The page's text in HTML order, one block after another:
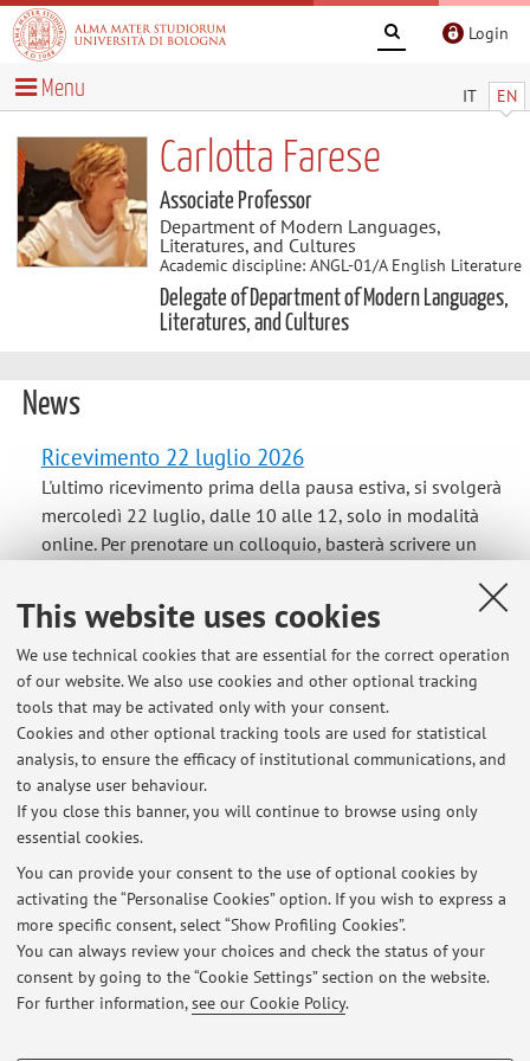
This website uses cookies
We use technical cookies that are essential for the correct operation
of our website. We also use cookies and other optional tracking
tools that may be activated only with your consent.
Cookies and other optional tracking tools are used for statistical
analysis, to ensure the efficacy of institutional communications, and
to analyse user behaviour.
If you close this banner, you will continue to browse using only
essential cookies.
You can provide your consent to the use of optional cookies by
activating the “Personalise Cookies” option. If you wish to express a
more specific consent, select “Show Profiling Cookies”.
You can always review your choices and check the status of your
consent by going to the “Cookie Settings” section on the website.
For further information,see our Cookie Policy.
Login
IT EN
Menu
Carlotta Farese
Associate Professor
Department of Modern Languages,
Literatures, and Cultures
Academic discipline: ANGL-01/A English Literature
Delegate of Department of Modern Languages,
Literatures, and Cultures
News
Ricevimento 22 luglio 2026
L'ultimo ricevimento prima della pausa estiva, si svolgerà
mercoledì 22 luglio, dalle 10 alle 12, solo in modalità
online. Per prenotare un colloquio, basterà scrivere un
ricevimento riprenderà regolarmente mercoledì 2
settembre.
Published on: July 21 2026
Opportunità di tirocinio presso il CISR (Centro
Interuniversitario per lo Studio del
Romanticismo)
Si ricorda agli studenti che è possibile svolgere il
tirocinio curriculare presso il Centro Interuniversitario per
lo Studio del Romanticismo che ha sede presso il nostro
Dipartimento. Tutti gli interessati, sono invitati a
contattarmi via email o di persona, durante il mio orario
di ricevimento.
Published on: August 23 2019